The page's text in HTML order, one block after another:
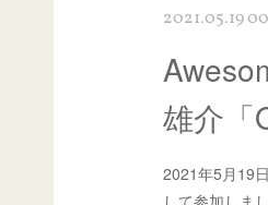
2021.05.19
雄介「
2021年5月19
して参加しま